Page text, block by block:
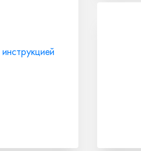
инструкцией